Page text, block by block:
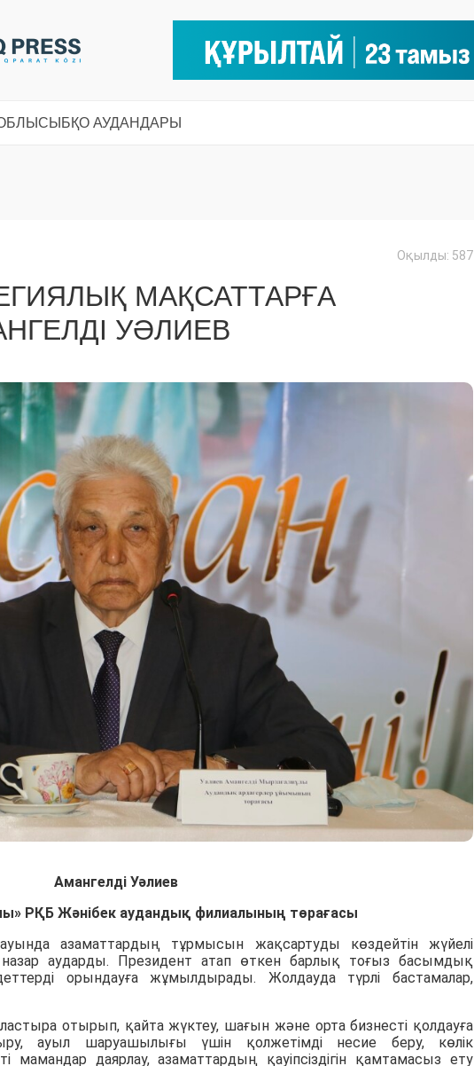
БҚО АУДАНДАРЫ
Оқылды: 587
МАҚСАТТАРҒА
УӘЛИЕВ
Амангелді Уәлиев
РҚБ Жәнібек аудандық филиалының төрағасы
азаматтардың тұрмысын жақсартуды көздейтін жүйелі
назар аударды. Президент атап өткен барлық тоғыз басымдық
орындауға жұмылдырады. Жолдауда түрлі бастамалар,
отырып, қайта жүктеу, шағын және орта бизнесті қолдауға
ауыл шаруашылығы үшін қолжетімді несие беру, көлік
мамандар даярлау, азаматтардың қауіпсіздігін қамтамасыз ету